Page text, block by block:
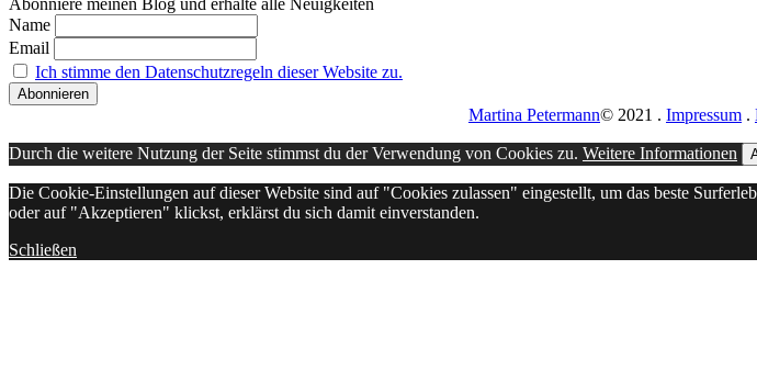
Name
Email
Ich stimme den Datenschutzregeln dieser Website zu.
Martina Petermann© 2021 . Impressum .
Durch die weitere Nutzung der Seite stimmst du der Verwendung von Cookies zu. Weitere Informationen
Die Cookie-Einstellungen auf dieser Website sind auf "Cookies zulassen" eingestellt, um das beste
oder auf "Akzeptieren" klickst, erklärst du sich damit einverstanden.
Schließen